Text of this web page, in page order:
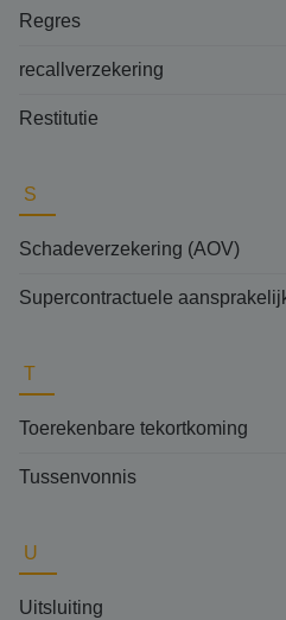
Regres
recallverzekering
Restitutie
S
Schadeverzekering (AOV)
Supercontractuele
T
Toerekenbare tekortkoming
Tussenvonnis
U
Uitsluiting